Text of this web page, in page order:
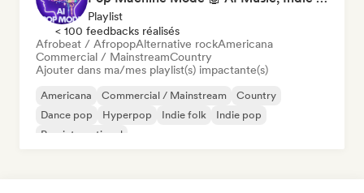
Playlist
< 100 feedbacks réalisés
Afrobeat / AfropopAlternative rockAmericana
Commercial / MainstreamCountry
Ajouter dans ma/mes playlist(s) impactante(s)
Americana Commercial / Mainstream
Country
Dance pop
Hyperpop Indie folk
Indie pop
Pop international